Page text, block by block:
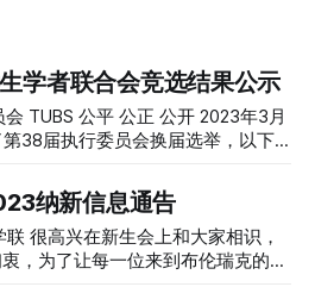
学者联合会竞选结果公示
3月
38届执行委员会换届选举，以下
在学联继
纳新信息通告
，为了让每一位来到布伦瑞克的同